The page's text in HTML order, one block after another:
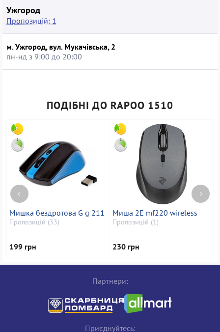
Ужгород
Пропозицій: 1
м. Ужгород, вул. Мукачівська, 2
пн-нд з 9:00 до 20:00
ПОДІБНІ ДО RAPOO 1510
Мишка бездротова G g 211
Пропозицій (33)
199 грн
Миша 2E mf220 wireless
Пропозицій (1)
230 грн
Партнери:
Приєднуйтесь: